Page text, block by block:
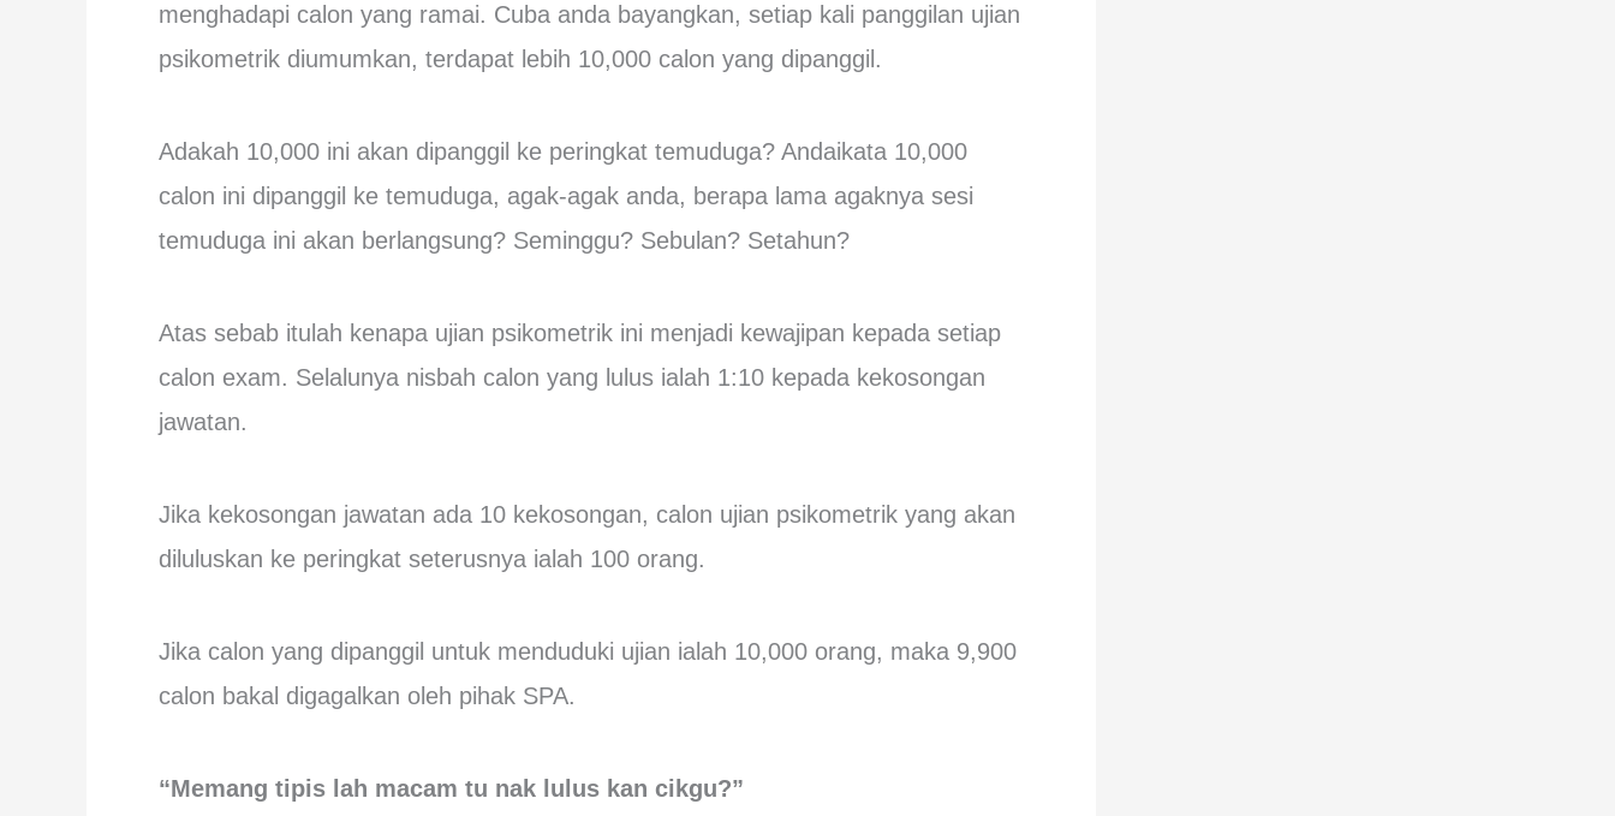
menghadapi calon yang ramai. Cuba anda bayangkan, setiap kali panggilan ujian
psikometrik diumumkan, terdapat lebih 10,000 calon yang dipanggil.
Adakah 10,000 ini akan dipanggil ke peringkat temuduga? Andaikata 10,000
calon ini dipanggil ke temuduga, agak-agak anda, berapa lama agaknya sesi
temuduga ini akan berlangsung? Seminggu? Sebulan? Setahun?
Atas sebab itulah kenapa ujian psikometrik ini menjadi kewajipan kepada setiap
calon exam. Selalunya nisbah calon yang lulus ialah 1:10 kepada kekosongan
jawatan.
Jika kekosongan jawatan ada 10 kekosongan, calon ujian psikometrik yang akan
diluluskan ke peringkat seterusnya ialah 100 orang.
Jika calon yang dipanggil untuk menduduki ujian ialah 10,000 orang, maka 9,900
calon bakal digagalkan oleh pihak SPA.
“Memang tipis lah macam tu nak lulus kan cikgu?”